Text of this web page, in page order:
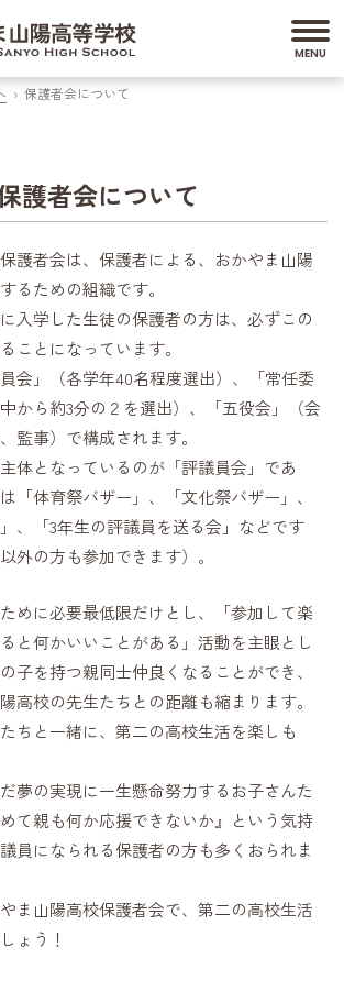
保護者会について
護者会について
護者会は、保護者による、おかやま山陽
るための組織です。
入学した生徒の保護者の方は、必ずこの
ことになっています。
会」（各学年40名程度選出）、「常任委
から約3分の２を選出）、「五役会」（会
監事）で構成されます。
体となっているのが「評議員会」であ
「体育祭バザー」、「文化祭バザー」、
」、「3年生の評議員を送る会」などです
外の方も参加できます）。
めに必要最低限だけとし、「参加して楽
と何かいいことがある」活動を主眼とし
子を持つ親同士仲良くなることができ、
高校の先生たちとの距離も縮まります。
ちと一緒に、第二の高校生活を楽しも
夢の実現に一生懸命努力するお子さんた
て親も何か応援できないか』という気持
員になられる保護者の方も多くおられま
ま山陽高校保護者会で、第二の高校生活
ょう！